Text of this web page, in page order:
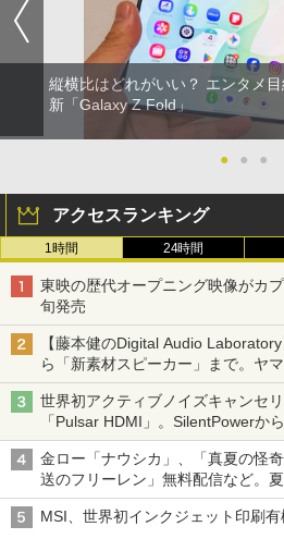
縦横比はどれがいい？ エンタメ
新「Galaxy Z Fold」
● ● ●
アクセスランキング
1時間 24時間
東映の歴代オープニング映像がカ
旬発売
【藤本健のDigital Audio
ら「新素材スピーカー」まで。ヤ
世界初アクティブノイズキャンセ
「Pulsar HDMI」。SilentPowerから
金ロー「ナウシカ」、「真夏の怪
送のフリーレン」無料配信など。
MSI、世界初インクジェット印刷